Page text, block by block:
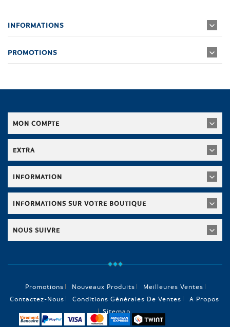
INFORMATIONS
PROMOTIONS
MON COMPTE
EXTRA
INFORMATION
INFORMATIONS SUR VOTRE BOUTIQUE
NOUS SUIVRE
Promotions Nouveaux Produits
Meilleures Ventes
Contactez-Nous
Conditions Générales De Ventes
A Propos
Sitemap